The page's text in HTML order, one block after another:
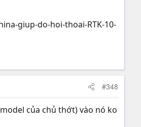
giup-do-hoi-thoai-RTK-10-
#348
của chủ thớt) vào nó ko